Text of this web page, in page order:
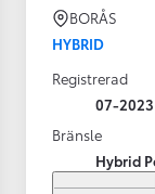
BORÅS
HYBRID
Registrerad
07-2023
Bränsle
Hybrid